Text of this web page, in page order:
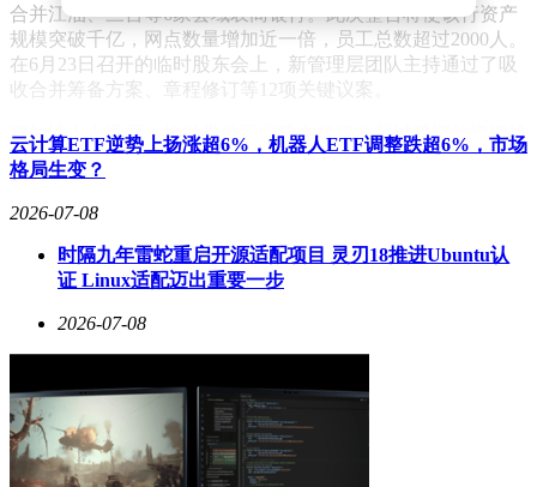
合并江油、三台等6家县域农商银行。此次整合将使该行资产
规模突破千亿，网点数量增加近一倍，员工总数超过2000人。
在6月23日召开的临时股东会上，新管理层团队主持通过了吸
收合并筹备方案、章程修订等12项关键议案。
据知情人士透露，梅发贵的回归旨在确保改革过渡期的组织稳
定，其熟悉县域农商银行运营的优势有助于协调整合工作。刘
敏的行长任职则侧重市级机构的统筹管理，而潘德风继续留任
副行长，可发挥其在风险管控和基层运营方面的专长。这
注入活力。
具有示范意义。此次改革涉及全省6个地级市、27家县级农商
银行，绵阳是最后完成整合的地区。截至2025年末，该行资产
比下降9.49%至3.98亿元。面对即将到来的规模扩张，如何平
衡风险控制与业务发展，成为新管理层亟待破解的课题。
根据改革时间表，新组建的绵阳农商银行将在完成工商变更后
云计算ETF逆势上扬涨超6%，机器人ETF调整跌超6%，市场
格局生变？
2026-07-08
时隔九年雷蛇重启开源适配项目 灵刃18推进Ubuntu认
证 Linux适配迈出重要一步
2026-07-08